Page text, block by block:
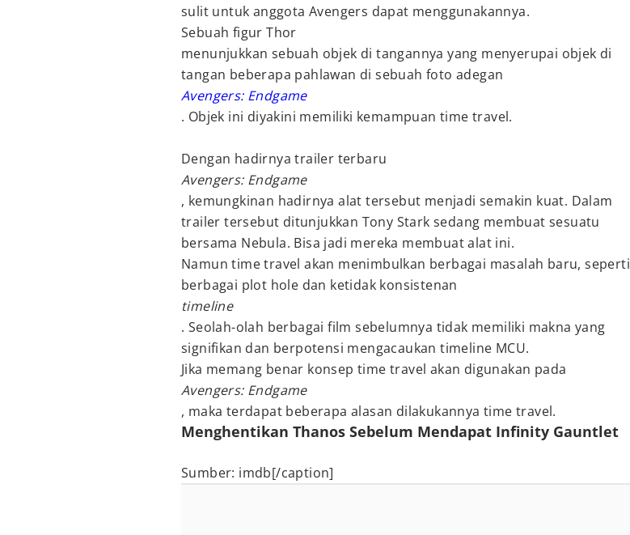
sulit untuk anggota Avengers dapat menggunakannya.
Sebuah figur Thor
menunjukkan sebuah objek di tangannya yang menyerupai objek di
tangan beberapa pahlawan di sebuah foto adegan
Avengers: Endgame
. Objek ini diyakini memiliki kemampuan time travel.
Dengan hadirnya trailer terbaru
Avengers: Endgame
, kemungkinan hadirnya alat tersebut menjadi semakin kuat. Dalam
trailer tersebut ditunjukkan Tony Stark sedang membuat sesuatu
bersama Nebula. Bisa jadi mereka membuat alat ini.
Namun time travel akan menimbulkan berbagai masalah baru, seperti
berbagai plot hole dan ketidak konsistenan
timeline
. Seolah-olah berbagai film sebelumnya tidak memiliki makna yang
signifikan dan berpotensi mengacaukan timeline MCU.
Jika memang benar konsep time travel akan digunakan pada
Avengers: Endgame
, maka terdapat beberapa alasan dilakukannya time travel.
Menghentikan Thanos Sebelum Mendapat Infinity Gauntlet
Sumber: imdb[/caption]